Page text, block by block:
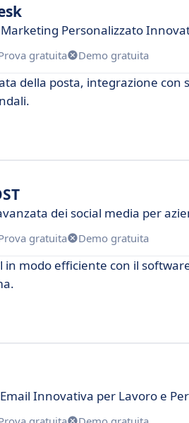
Personalizzato
gratuita Demo gratuita
della posta, integrazione
dei social media per
gratuita Demo gratuita
in modo efficiente con il
Innovativa per Lavoro e